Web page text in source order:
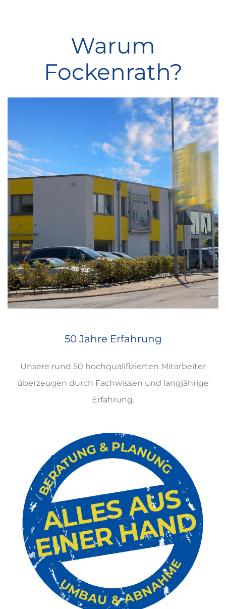
Warum
Fockenrath?
50 Jahre Erfahrung
Unsere rund 50 hochqualifizierten Mitarbeiter
überzeugen durch Fachwissen und langjährige
Erfahrung.